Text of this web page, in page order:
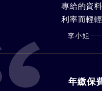
專給的資料, 常
利率而輕輕帶過
靠推銷技術和人
在幫你找最適合
濾推銷理專的話
字比較, 有疑問可
60+
年繳保費約